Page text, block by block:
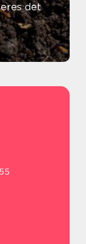
det